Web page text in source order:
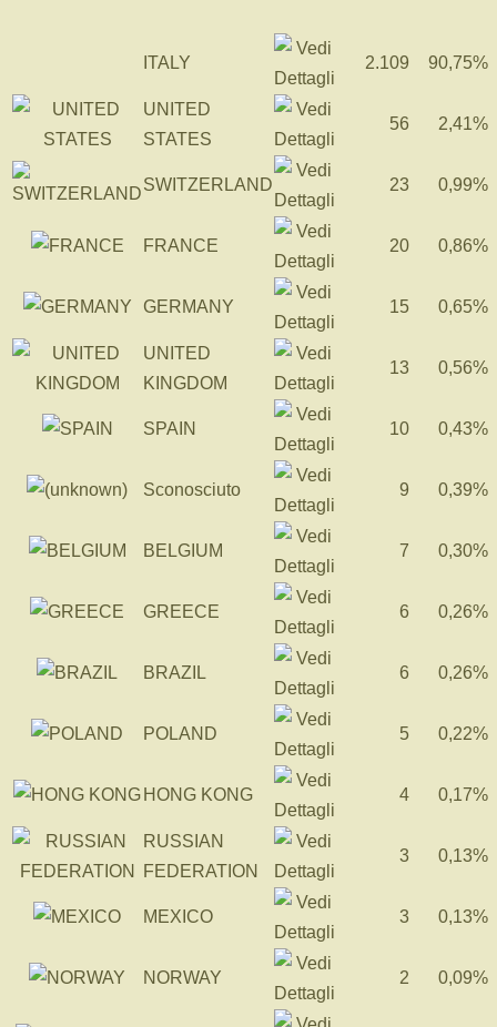
ITALY 2.109 90,75%
UNITED
STATES
56 2,41%
SWITZERLAND 23 0,99%
FRANCE 20 0,86%
GERMANY 15 0,65%
UNITED
KINGDOM
13 0,56%
SPAIN 10 0,43%
Sconosciuto 9 0,39%
BELGIUM 7 0,30%
GREECE 6 0,26%
BRAZIL 6 0,26%
POLAND 5 0,22%
HONG KONG 4 0,17%
RUSSIAN
FEDERATION
3 0,13%
MEXICO 3 0,13%
NORWAY 2 0,09%